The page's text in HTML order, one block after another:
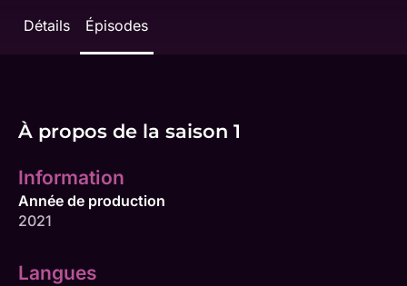
Détails Épisodes
À propos de la saison 1
Information
Année de production
2021
Langues